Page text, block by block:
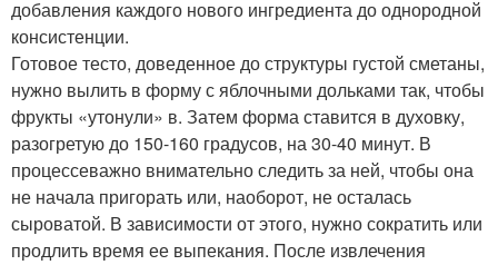
добавления каждого нового ингредиента до однородной
консистенции.
Готовое тесто, доведенное до структуры густой сметаны,
нужно вылить в форму с яблочными дольками так, чтобы
фрукты «утонули» в. Затем форма ставится в духовку,
разогретую до 150-160 градусов, на 30-40 минут. В
процессеважно внимательно следить за ней, чтобы она
не начала пригорать или, наоборот, не осталась
сыроватой. В зависимости от этого, нужно сократить или
продлить время ее выпекания. После извлечения